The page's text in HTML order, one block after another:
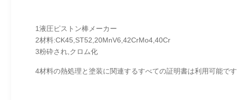
1液圧ピストン棒メーカー
2材料:CK45,ST52,20MnV6,42CrMo4,40Cr
3粉砕され,クロム化
4材料の熱処理と塗装に関連するすべての証明書は利用可能です